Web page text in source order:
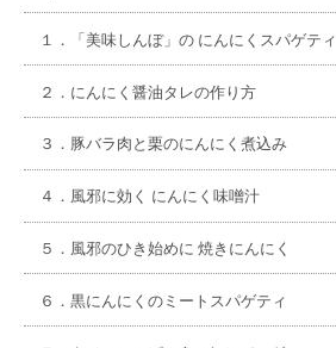
１． 「美味しんぼ」の にんにくスパゲティ
２． にんにく醤油タレの作り方
３． 豚バラ肉と栗のにんにく煮込み
４． 風邪に効く にんにく味噌汁
５． 風邪のひき始めに 焼きにんにく
６． 黒にんにくのミートスパゲティ